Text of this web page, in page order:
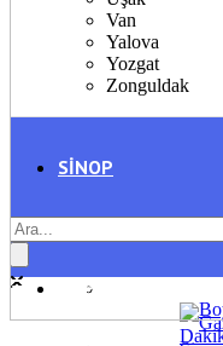
Van
Yalova
Yozgat
Zonguldak
SINOP
GENEL